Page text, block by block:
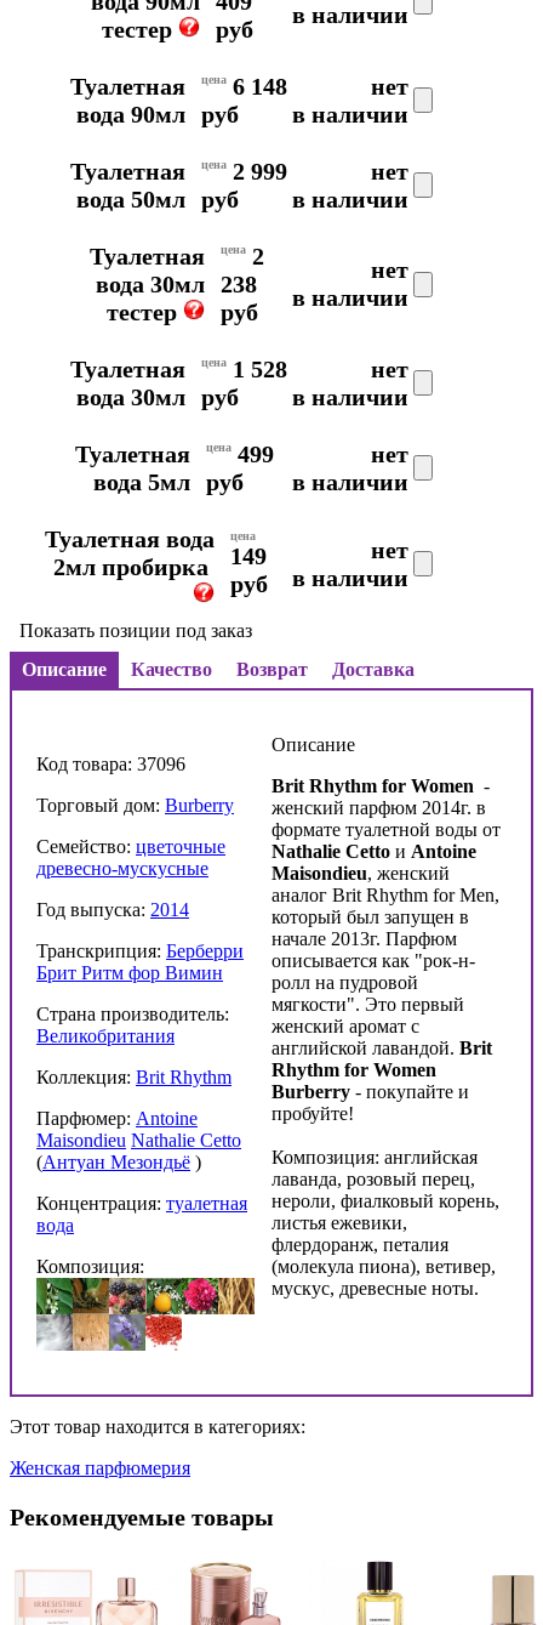
тестер
руб
в наличии
Туалетная
вода 90мл
цена 6 148
руб
нет
в наличии
Туалетная
вода 50мл
цена 2 999
руб
нет
в наличии
Туалетная
вода 30мл
тестер
цена 2
238
руб
нет
в наличии
Туалетная
вода 30мл
цена 1 528
руб
нет
в наличии
Туалетная
вода 5мл
цена 499
руб
нет
в наличии
Туалетная вода
2мл пробирка
цена
149
руб
нет
в наличии
Показать позиции под заказ
Описание
Качество Возврат Доставка
Код товара: 37096
Торговый дом: Burberry
Семейство: цветочные
древесно-мускусные
Год выпуска: 2014
Транскрипция: Берберри
Брит Ритм фор Вимин
Страна производитель:
Великобритания
Коллекция: Brit Rhythm
Парфюмер: Antoine
Maisondieu Nathalie Cetto
(Антуан Мезондьё )
Концентрация: туалетная
вода
Композиция:
Описание
Brit Rhythm for Women -
женский парфюм 2014г. в
формате туалетной воды от
Nathalie Cetto и Antoine
Maisondieu, женский
аналог Brit Rhythm for Men,
который был запущен в
начале 2013г. Парфюм
описывается как "рок-н-
ролл на пудровой
мягкости". Это первый
женский аромат с
английской лавандой. Brit
Rhythm for Women
Burberry - покупайте и
пробуйте!
Композиция: английская
лаванда, розовый перец,
нероли, фиалковый корень,
листья ежевики,
флердоранж, петалия
(молекула пиона), ветивер,
мускус, древесные ноты.
Этот товар находится в категориях:
Женская парфюмерия
Рекомендуемые товары